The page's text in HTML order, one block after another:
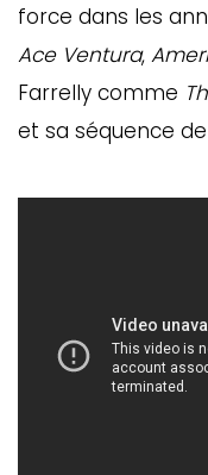
force dans les
Ace Ventura,
Farrelly comme
et sa séquence de